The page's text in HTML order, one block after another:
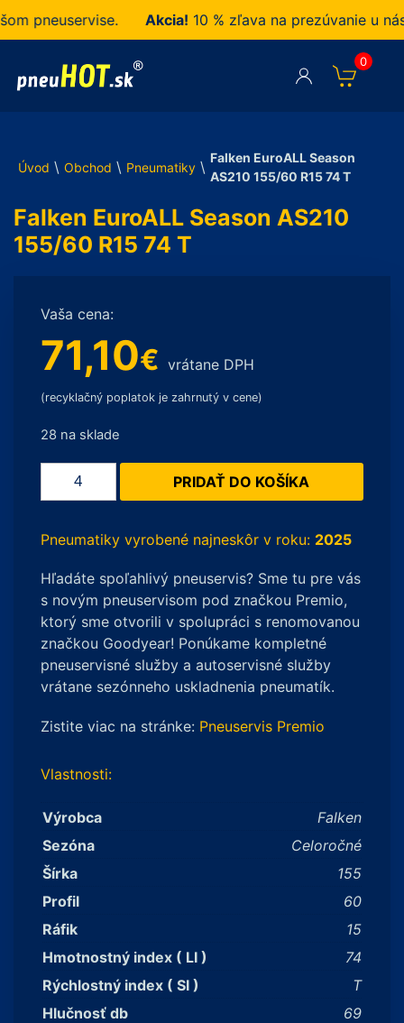
pneuservise. Akcia!10 % zľava na prezúvanie u nás
0
Úvod \ Obchod \ Pneumatiky \
Falken EuroALL Season
AS210 155/60 R15 74 T
Falken EuroALL Season AS210
155/60 R15 74 T
Vaša cena:
71,10€ vrátane DPH
(recyklačný poplatok je zahrnutý v cene)
28 na sklade
množstvo
Season
155/60
R15
74
T
PRIDAŤ DO KOŠÍKA
Pneumatiky vyrobené najneskôr v roku: 2025
Hľadáte spoľahlivý pneuservis? Sme tu pre vás
s novým pneuservisom pod značkou Premio,
ktorý sme otvorili v spolupráci s renomovanou
značkou Goodyear! Ponúkame kompletné
pneuservisné služby a autoservisné služby
vrátane sezónneho uskladnenia pneumatík.
Zistite viac na stránke: Pneuservis Premio
Vlastnosti:
Výrobca
Falken
Sezóna
Celoročné
Šírka
155
Profil
60
Ráfik
15
Hmotnostný index ( LI )
74
Rýchlostný index ( SI )
T
Hlučnosť db
69